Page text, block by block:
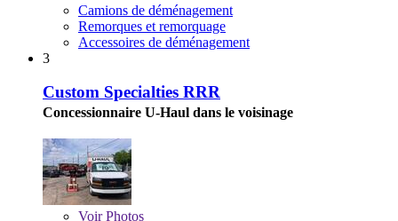
Camions de déménagement
Remorques et remorquage
Accessoires de déménagement
3
Custom Specialties RRR
Concessionnaire U-Haul dans le voisinage
VoirPhotos